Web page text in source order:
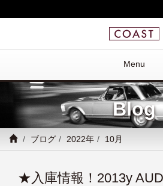
Menu
Blog
ブログ 2022年 10月
★入庫情報！2013y